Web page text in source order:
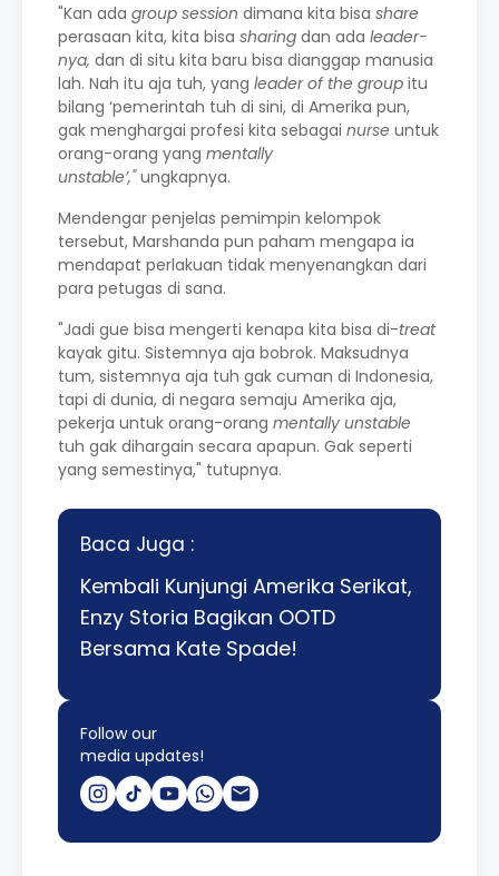
"Kan ada group session dimana kita bisa share
perasaan kita, kita bisa sharing dan ada leader-
nya, dan di situ kita baru bisa dianggap manusia
lah. Nah itu aja tuh, yang leader of the group itu
bilang ‘pemerintah tuh di sini, di Amerika pun,
gak menghargai profesi kita sebagai nurse untuk
orang-orang yang mentally
unstable’,"ungkapnya.
Mendengar penjelas pemimpin kelompok
tersebut, Marshanda pun paham mengapa ia
mendapat perlakuan tidak menyenangkan dari
para petugas di sana.
"Jadi gue bisa mengerti kenapa kita bisa di-treat
kayak gitu. Sistemnya aja bobrok. Maksudnya
tum, sistemnya aja tuh gak cuman di Indonesia,
tapi di dunia, di negara semaju Amerika aja,
pekerja untuk orang-orang mentally unstable
tuh gak dihargain secara apapun. Gak seperti
yang semestinya," tutupnya.
Baca Juga :
Kembali Kunjungi Amerika Serikat,
Enzy Storia Bagikan OOTD
Bersama Kate Spade!
Follow our
media updates!